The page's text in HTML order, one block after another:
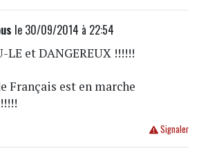
le 30/09/2014 à 22:54
LE et DANGEREUX !!!!!!
Français est en marche
Signaler